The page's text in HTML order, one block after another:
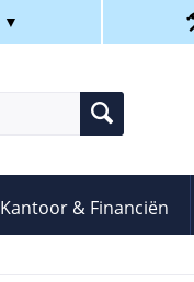
▼
Kantoor & Financiën